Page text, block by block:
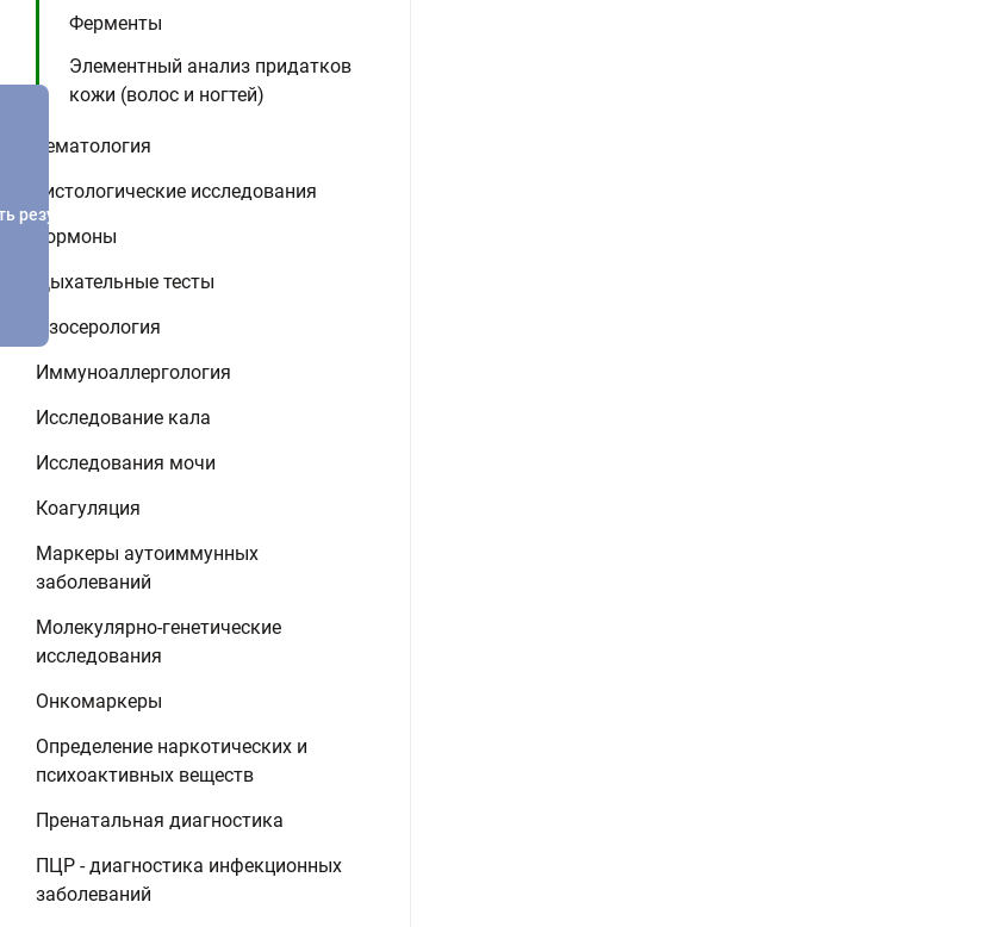
Ферменты
Элементный анализ придатков
кожи (волос и ногтей)
Гематология
Гистологические исследования
Гормоны
Дыхательные тесты
Изосерология
Иммуноаллергология
Исследование кала
Исследования мочи
Коагуляция
Маркеры аутоиммунных
заболеваний
Молекулярно-генетические
исследования
Онкомаркеры
Определение наркотических и
психоактивных веществ
Пренатальная диагностика
ПЦР - диагностика инфекционных
заболеваний
результатов